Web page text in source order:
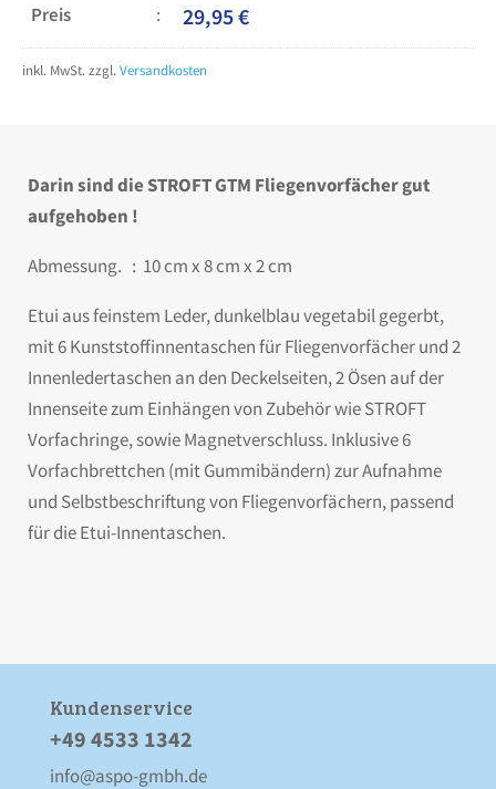
Preis 29,95€
inkl. MwSt. zzgl. Versandkosten
Darin sind die STROFT GTM Fliegenvorfächer gut
aufgehoben !
Abmessung. : 10 cm x 8 cm x 2 cm
Etui aus feinstem Leder, dunkelblau vegetabil gegerbt,
mit 6 Kunststoffinnentaschen für Fliegenvorfächer und 2
Innenledertaschen an den Deckelseiten, 2 Ösen auf der
Innenseite zum Einhängen von Zubehör wie STROFT
Vorfachringe, sowie Magnetverschluss. Inklusive 6
Vorfachbrettchen (mit Gummibändern) zur Aufnahme
und Selbstbeschriftung von Fliegenvorfächern, passend
für die Etui-Innentaschen.
Kunden­service
+49 4533 1342
info@aspo-gmbh.de